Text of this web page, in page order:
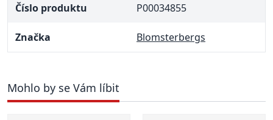
Číslo produktu P00034855
Značka Blomsterbergs
Mohlo by se Vám líbit